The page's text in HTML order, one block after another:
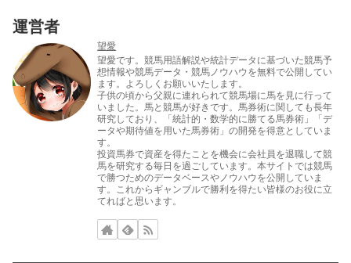
運営者
望愛
望愛です。競馬用語解説や統計データに基づいた競馬予
想情報や競馬データ・競馬ノウハウを無料で公開してい
ます。よろしくお願いいたします。
子供の頃から父親に連れられて競馬場に馬を見に行って
いました。馬と競馬が好きです。馬券術に関しても長年
研究しており、「統計的・数学的に勝てる馬券術」「デ
ータや期待値を用いた馬券術」の開発を得意としていま
す。
投資馬券で資産を得たことを機会に会社員を退職して競
馬を研究する毎日を過ごしています。本サイトでは競馬
で勝つためのデータベースやノウハウを公開していま
す。これからギャンブルで勝利を得たい皆様のお役に立
てればと思います。